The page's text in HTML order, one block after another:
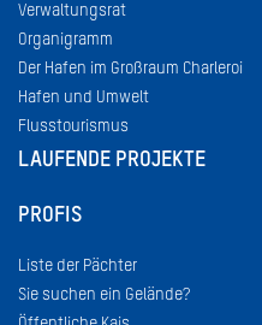
Verwaltungsrat
Organigramm
Der Hafen im Großraum Charleroi
Hafen und Umwelt
Flusstourismus
LAUFENDE PROJEKTE
PROFIS
Liste der Pächter
Sie suchen ein Gelände?